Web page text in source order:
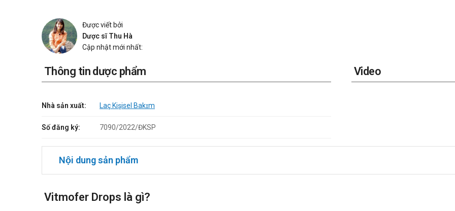
Được viết bởi
Dược sĩ Thu Hà
Cập nhật mới nhất:
Thông tin dược phẩm
Nhà sản xuất: Laç Kişisel Bakɪm
Số đăng ký: 7090/2022/ĐKSP
Video
Nội dung sản phẩm
Vitmofer Drops là gì?